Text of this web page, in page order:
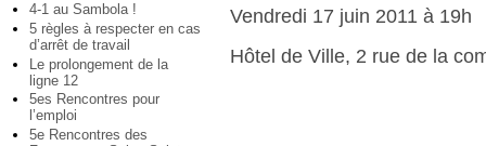
4-1 au Sambola !
5 règles à respecter en cas
d’arrêt de travail
Le prolongement de la
ligne 12
5es Rencontres pour
l’emploi
5e Rencontres des
Vendredi 17 juin 2011 à 19h
Hôtel de Ville, 2 rue de la